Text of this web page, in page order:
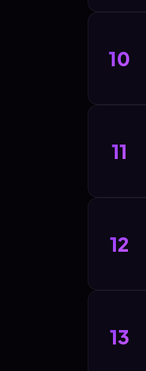
10
11
12
13